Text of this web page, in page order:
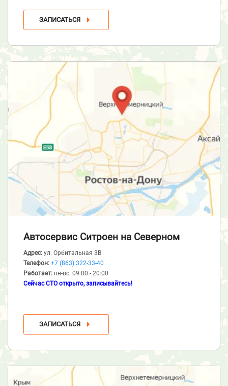
ЗАПИСАТЬСЯ
Автосервис Ситроен на Северном
Адрес: ул. Орбитальная 3В
Телефон: +7 (863) 322-33-40
Работает: пн-вс: 09:00 - 20:00
Сейчас СТО открыто, записывайтесь!
ЗАПИСАТЬСЯ